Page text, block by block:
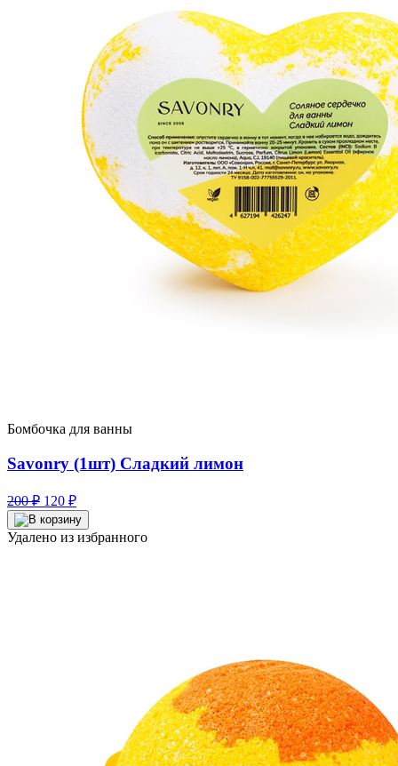
Бомбочка для ванны
Savonry (1шт) Сладкий лимон
200₽ Первоначальная
цена
составляла
120 ₽Текущая
цена:
120 ₽.
Удалено из избранного